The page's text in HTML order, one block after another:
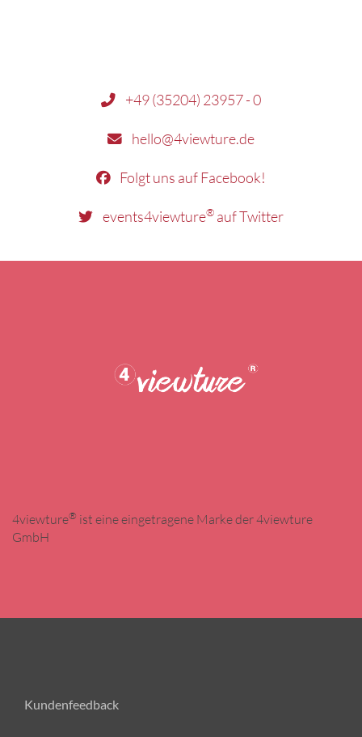
+49 (35204) 23957 - 0
hello@4viewture.de
Folgt uns auf Facebook!
events4viewture®auf Twitter
4viewture® ist eine eingetragene Marke der 4viewture
GmbH
Kundenfeedback